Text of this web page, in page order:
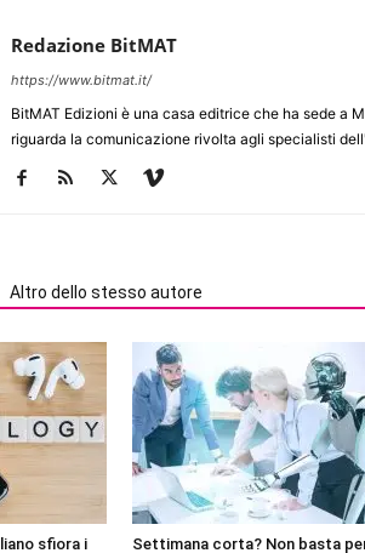
Redazione BitMAT
https://www.bitmat.it/
BitMAT Edizioni è una casa editrice che ha sede a
riguarda la comunicazione rivolta agli specialisti
Altro dello stesso autore
sfiora i Settimana corta? Non basta